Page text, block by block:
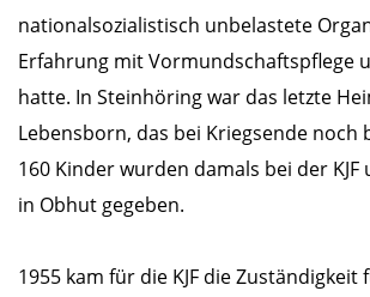
nationalsozialistisch unbelastete
Erfahrung mit Vormundschaftspflege
hatte. In Steinhöring war das letzte
Lebensborn, das bei Kriegsende noch
160 Kinder wurden damals bei der KJF
in Obhut gegeben.
1955 kam für die KJF die Zuständigkeit